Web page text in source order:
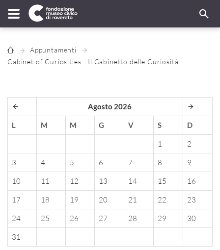
Appuntamenti
Cabinet of Curiosities - Il Gabinetto delle Curiosità
Agosto 2026
L M M G V S D
1
2
3
4 5 6 7 8
9
10
11 12 13 14 15
16
17
18 19 20 21 22
23
24
25 26 27 28 29
30
31